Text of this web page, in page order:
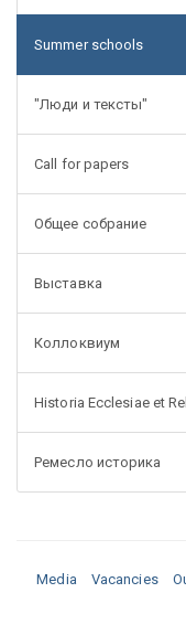
Summer schools
"Люди и тексты"
Call for papers
Общее собрание
Выставка
Коллоквиум
Historia Ecclesiae et
Ремесло историка
Media Vacancies